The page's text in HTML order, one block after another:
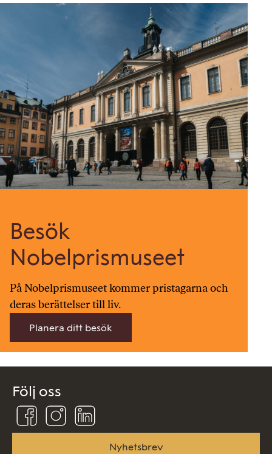
Besök
Nobelprismuseet
På Nobelprismuseet kommer pristagarna och
deras berättelser till liv.
Planera ditt besök
Följ oss
Följ
oss
på
Följ
på
InstagramLinkedin
Nyhetsbrev